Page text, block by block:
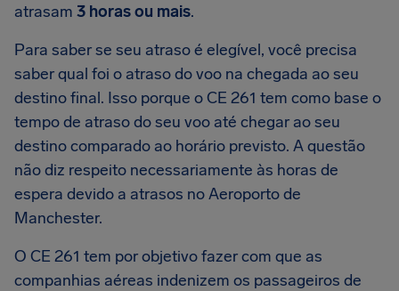
atrasam 3 horas ou mais.
Para saber se seu atraso é elegível, você precisa
saber qual foi o atraso do voo na chegada ao seu
destino final. Isso porque o CE 261 tem como base o
tempo de atraso do seu voo até chegar ao seu
destino comparado ao horário previsto. A questão
não diz respeito necessariamente às horas de
espera devido a atrasos no Aeroporto de
Manchester.
O CE 261 tem por objetivo fazer com que as
companhias aéreas indenizem os passageiros de